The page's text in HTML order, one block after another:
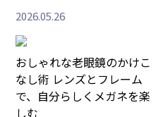
2026.05.26
おしゃれな老眼鏡のかけこ
なし術 レンズとフレーム
で、自分らしくメガネを楽
しむ